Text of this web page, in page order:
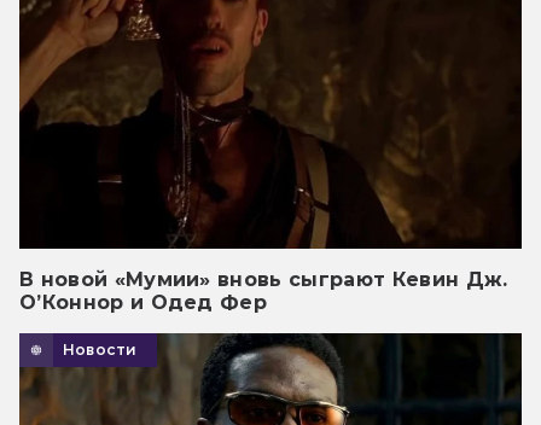
В новой «Мумии» вновь сыграют Кевин Дж.
О’Коннор и Одед Фер
Новости